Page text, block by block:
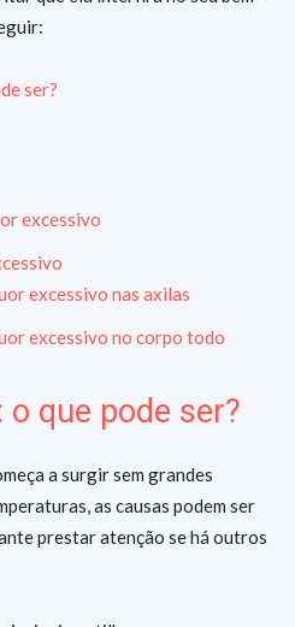
ser?
excessivo
excessivo nas axilas
excessivo no corpo todo
que pode ser?
a surgir sem grandes
as causas podem ser
prestar atenção se há outros